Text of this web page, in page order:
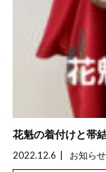
花魁の着付けと帯
2022.12.6
お知ら